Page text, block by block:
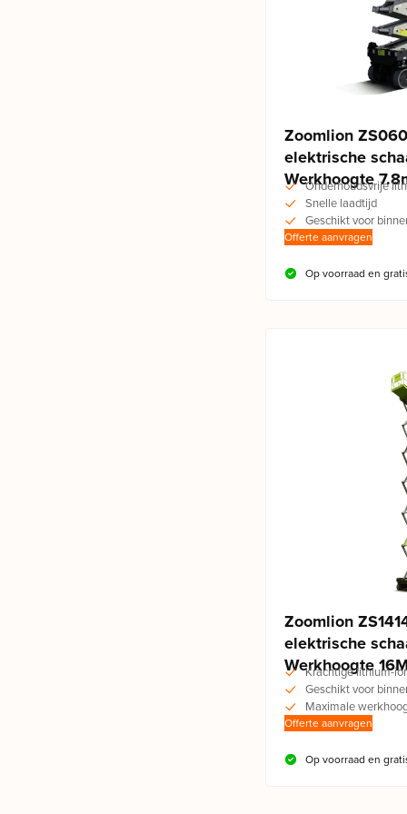
Zoomlion
elektrische
Werkhoogte
Onderhoudsvrije
Snelle laadtijd
Geschikt voor
Offerte aanvragen
Op voorraad en
Zoomlion
elektrische
Werkhoogte
Krachtige lithium-
Geschikt voor
Maximale
Offerte aanvragen
Op voorraad en